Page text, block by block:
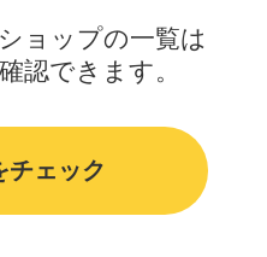
ョップの一覧は
認できます。
チェック